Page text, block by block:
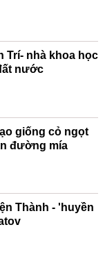
Trí- nhà khoa học
nước
giống cỏ ngọt
đường mía
Thành - 'huyền